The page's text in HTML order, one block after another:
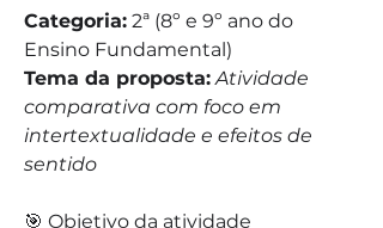
Categoria: 2ª (8º e 9º ano do
Ensino Fundamental)
Tema da proposta: Atividade
comparativa com foco em
intertextualidade e efeitos de
sentido
🎯 Objetivo da atividade